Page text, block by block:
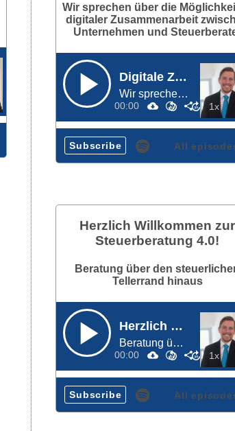
Wir sprechen über die
digitaler Zusammenarbeit
Unternehmen und
Digitale Zusammenarbeit mit Unternehmen
Wir sprechen über die Möglichkeiten digitaler Zusammenarbeit zwischen Unternehmen und Steuerberater
00:00
Subscribe All
Herzlich Willkommen zur
Steuerberatung 4.0!
Beratung über den
Tellerrand hinaus
Herzlich Willkommen zur Steuerberatung 4.0!
Beratung über den steuerlichen Tellerrand hinaus
00:00
Subscribe All